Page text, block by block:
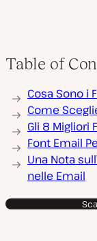
Table of
Cosa Sono i
Come
Gli 8 Migliori
Font Email
Una Nota
nelle Email